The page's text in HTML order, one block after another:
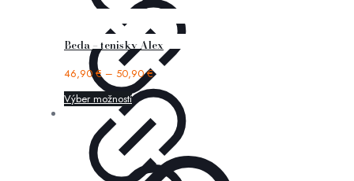
Beda – tenisky Alex
46,90 €– 50,90€
Výber možností